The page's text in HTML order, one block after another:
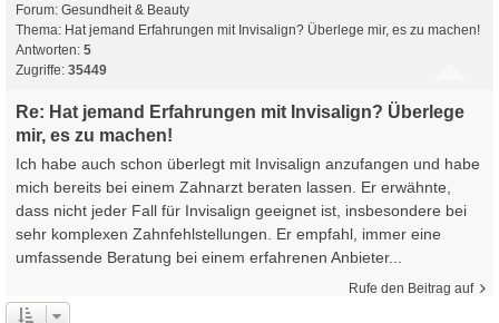
Forum: Gesundheit & Beauty
Thema: Hat jemand Erfahrungen mit Invisalign? Überlege mir, es zu machen!
Antworten: 5
Zugriffe: 35449
Re: Hat jemand Erfahrungen mit Invisalign? Überlege
mir, es zu machen!
Ich habe auch schon überlegt mit Invisalign anzufangen und habe
mich bereits bei einem Zahnarzt beraten lassen. Er erwähnte,
dass nicht jeder Fall für Invisalign geeignet ist, insbesondere bei
sehr komplexen Zahnfehlstellungen. Er empfahl, immer eine
umfassende Beratung bei einem erfahrenen Anbieter...
Rufe den Beitrag auf